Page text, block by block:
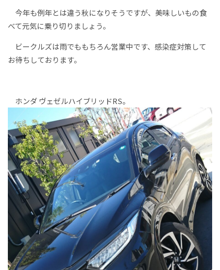
今年も例年とは違う秋になりそうですが、美味しいもの食
べて元気に乗り切りましょう。
ビークルズは雨でももちろん営業中です、感染症対策して
お待ちしております。
ホンダ ヴェゼルハイブリッドRS。